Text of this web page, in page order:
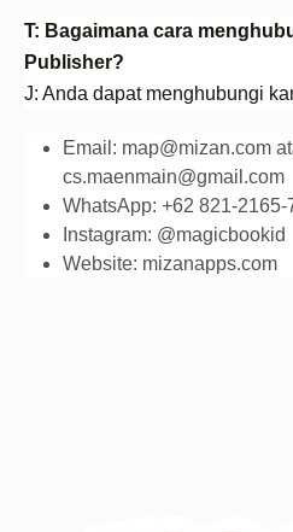
T: Bagaimana cara
Publisher?
J: Anda dapat menghubungi
Email: map@mizan.com
cs.maenmain@gmail.com
WhatsApp: +62 821-2165-
Instagram: @magicbookid
Website: mizanapps.com